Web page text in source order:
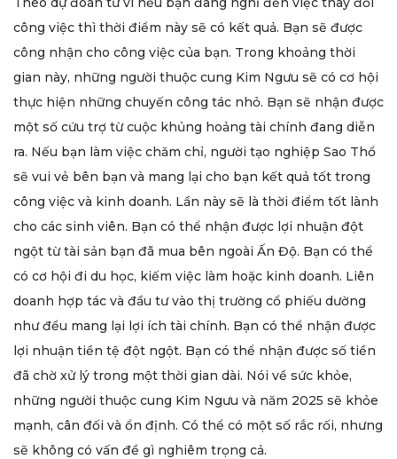
công việc thì thời điểm này sẽ có kết quả. Bạn sẽ được
công nhận cho công việc của bạn. Trong khoảng thời
gian này, những người thuộc cung Kim Ngưu sẽ có cơ hội
thực hiện những chuyến công tác nhỏ. Bạn sẽ nhận được
một số cứu trợ từ cuộc khủng hoảng tài chính đang diễn
ra. Nếu bạn làm việc chăm chỉ, người tạo nghiệp Sao Thổ
sẽ vui vẻ bên bạn và mang lại cho bạn kết quả tốt trong
công việc và kinh doanh. Lần này sẽ là thời điểm tốt lành
cho các sinh viên. Bạn có thể nhận được lợi nhuận đột
ngột từ tài sản bạn đã mua bên ngoài Ấn Độ. Bạn có thể
có cơ hội đi du học, kiếm việc làm hoặc kinh doanh. Liên
doanh hợp tác và đầu tư vào thị trường cổ phiếu dường
như đều mang lại lợi ích tài chính. Bạn có thể nhận được
lợi nhuận tiền tệ đột ngột. Bạn có thể nhận được số tiền
đã chờ xử lý trong một thời gian dài. Nói về sức khỏe,
những người thuộc cung Kim Ngưu và năm 2025 sẽ khỏe
mạnh, cân đối và ổn định. Có thể có một số rắc rối, nhưng
sẽ không có vấn đề gì nghiêm trọng cả.